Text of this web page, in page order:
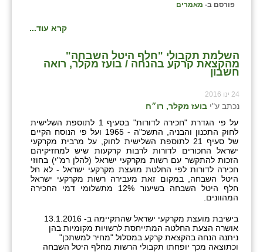
פורסם ב- מאמרים
קרא עוד...
השלמת תקבולי "חלף היטל השבחה"
מהקצאת קרקע בהנחה / בועז מקלר, רואה
חשבון
24 ינו 2016
נכתב ע"י בועז מקלר, רו״ח
על פי הגדרת "חכירה לדורות" בסעיף 1 לתוספת השלישית
לחוק התכנון והבניה, התשכ"ה - 1965 ועל פי הנוסח הקיים
של סעיף 21 לתוספת השלישית לחוק, על מרבית מקרקעי
ישראל החכורים לדורות לרבות קרקעות שיש למחזיקיהם
הזכות להתקשר עם רשות מקרקעי ישראל (להלן רמ"י) בחוזי
חכירה לדורות לפי החלטת מועצת מקרקעי ישראל - לא חל
היטל השבחה, במקום זאת מעבירה רשות מקרקעי ישראל
חלף היטל השבחה בשיעור 12% מתשלומי דמי החכירה
המהוונים.
בישיבת מועצת מקרקעי ישראל שהתקיימה ב- 13.1.2016
אושרה הצעת החלטה המתייחסת לרשויות מקומיות בהן
ניתנה הנחה בהקצאת קרקע במסלול "מחיר למשתכן"
וכתוצאה מכך יופחתו תקבולי הרשות מחלף היטל השבחה
כפר סבא (אגרא)
מגשימים
מישר
מכורה
מנחמיה
נווה אטי״ב